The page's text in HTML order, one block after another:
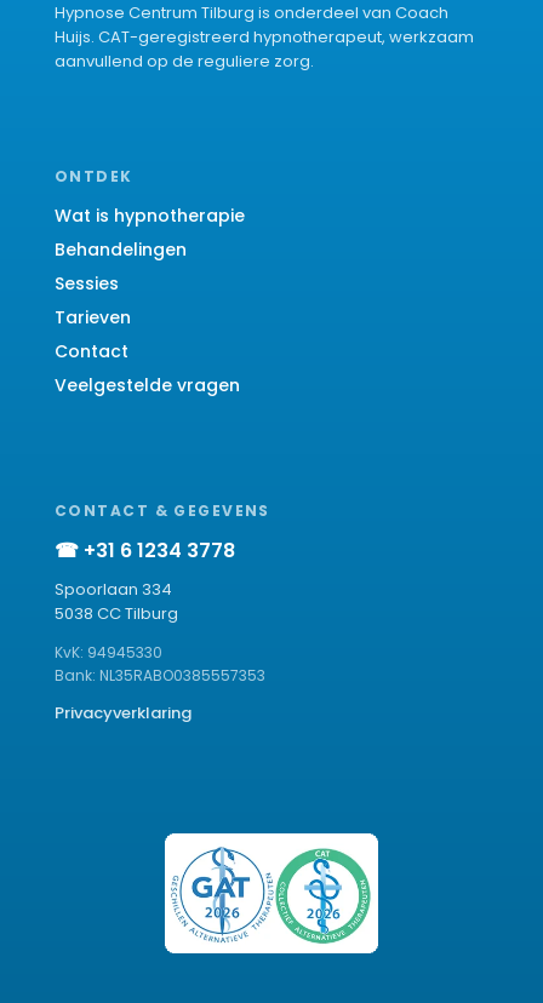
Hypnose Centrum Tilburg is onderdeel van Coach
Huijs. CAT-geregistreerd hypnotherapeut, werkzaam
aanvullend op de reguliere zorg.
ONTDEK
Wat is hypnotherapie
Behandelingen
Sessies
Tarieven
Contact
Veelgestelde vragen
CONTACT & GEGEVENS
☎ +31 6 1234 3778
Spoorlaan 334
5038 CC Tilburg
KvK: 94945330
Bank: NL35RABO0385557353
Privacyverklaring